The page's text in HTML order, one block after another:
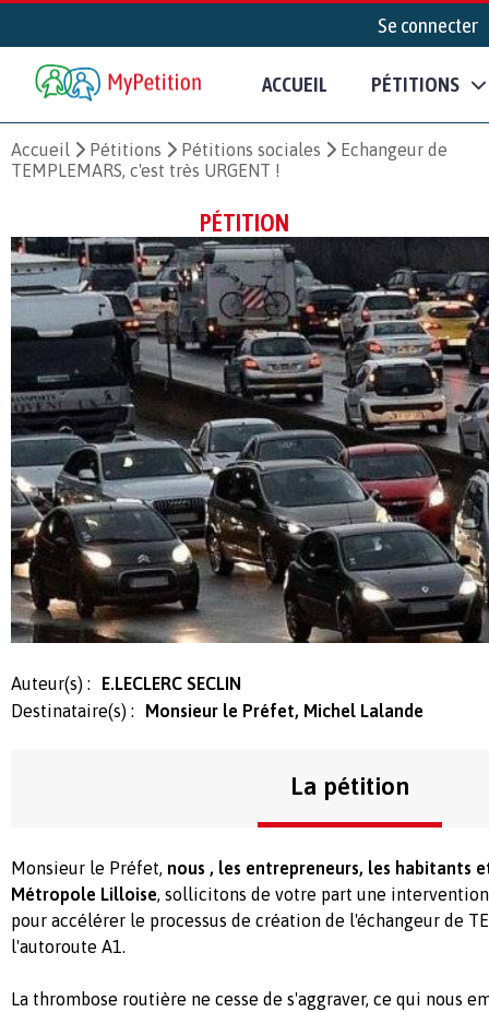
Se connecter
ACCUEIL PÉTITIONS
Accueil Pétitions Pétitions sociales
Echangeur de
TEMPLEMARS, c'est très URGENT !
PÉTITION
Auteur(s) :
E.LECLERC SECLIN
Destinataire(s) :
Monsieur le Préfet, Michel Lalande
La pétition
Monsieur le Préfet, nous , les entrepreneurs, les habitants
Métropole Lilloise, sollicitons de votre part une
pour accélérer le processus de création de l'échangeur de
l'autoroute A1.
La thrombose routière ne cesse de s'aggraver, ce qui nous